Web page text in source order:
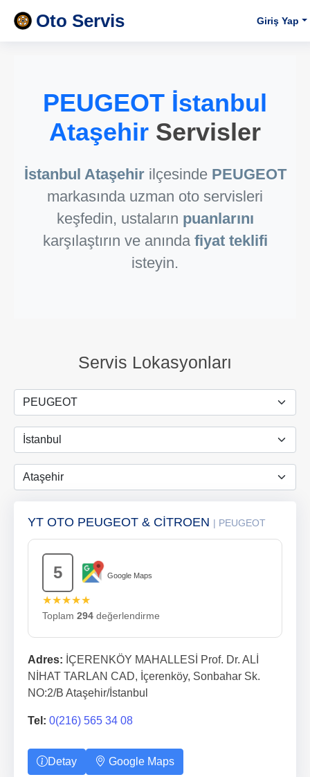
Oto Servis Giriş Yap
PEUGEOT İstanbul
Ataşehir Servisler
İstanbul Ataşehirilçesinde PEUGEOT
markasında uzman oto servisleri
keşfedin, ustaların puanlarını
karşılaştırın ve anında fiyat teklifi
isteyin.
Servis Lokasyonları
YT OTO PEUGEOT & CİTROEN | PEUGEOT
5 Google Maps
★★★★★
Toplam 294 değerlendirme
Adres: İÇERENKÖY MAHALLESİ Prof. Dr. ALİ
NİHAT TARLAN CAD, İçerenköy, Sonbahar Sk.
NO:2/B Ataşehir/İstanbul
Tel: 0(216) 565 34 08
Detay Google Maps